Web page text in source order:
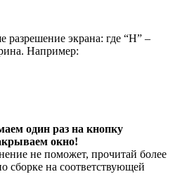
экрана: где “H” –
Например:
один раз на кнопку
окно!
не поможет, прочитай более
сборке на соответствующей